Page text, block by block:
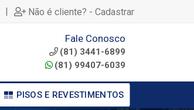
| Não é cliente? - Cadastrar
Fale Conosco
(81) 3441-6899
(81) 99407-6039
PISOS E REVESTIMENTOS